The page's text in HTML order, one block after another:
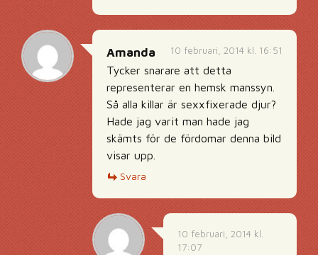
10 februari, 2014 kl. 16:51
Amanda
Tycker snarare att detta
representerar en hemsk manssyn.
Så alla killar är sexxfixerade djur?
Hade jag varit man hade jag
skämts för de fördomar denna bild
visar upp.
Svara
10 februari, 2014 kl.
17:07